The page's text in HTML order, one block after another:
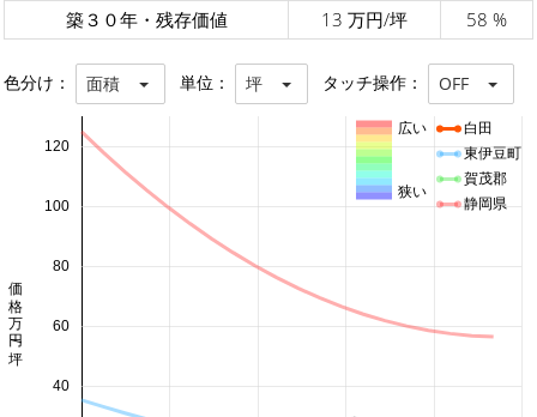
築３０年・残存価値
13 万円/坪 58 %
色分け： 面積 単位： 坪 タッチ操作： OFF
40
60
80
100
120
価格 万円/坪
白田
東伊豆町
賀茂郡
静岡県
広い
狭い